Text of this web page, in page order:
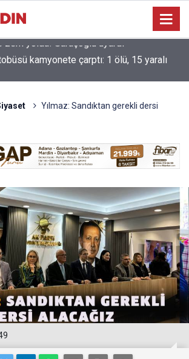
kamyonete çarptı: 1 ölü, 15 yaralı
Yılmaz: Sandıktan gerekli dersi